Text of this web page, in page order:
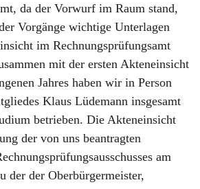
da der Vorwurf im Raum stand,
Vorgänge wichtige Unterlagen
im Rechnungsprüfungsamt
mit der ersten Akteneinsicht
Jahres haben wir in Person
Klaus Lüdemann insgesamt
betrieben. Die Akteneinsicht
der von uns beantragten
am
der der Oberbürgermeister,